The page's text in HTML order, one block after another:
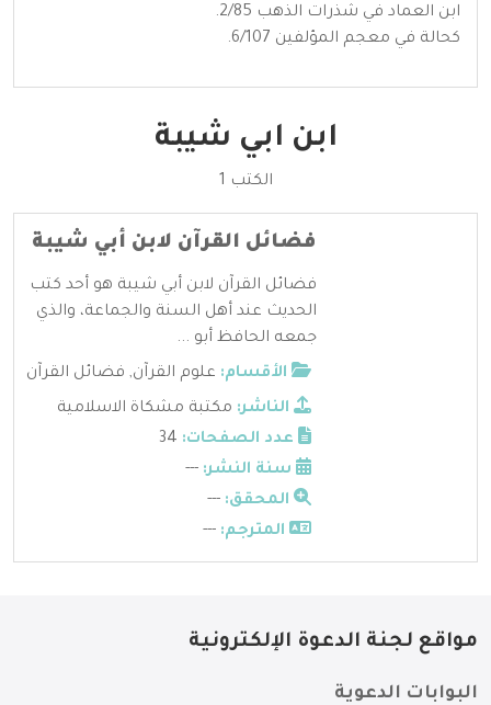
ابن العماد في شذرات الذهب 2/85.
كحالة في معجم المؤلفين 6/107.
ابن ابي شيبة
الكتب 1
فضائل القرآن لابن أبي شيبة
فضائل القرآن لابن أبي شيبة هو أحد كتب
الحديث عند أهل السنة والجماعة، والذي
جمعه الحافظ أبو ...
الأقسام: علوم القرآن, فضائل القرآن
الناشر: مكتبة مشكاة الاسلامية
عدد الصفحات:
سنة النشر: ---
المحقق: ---
المترجم: ---
مواقع لجنة الدعوة الإلكترونية
البوابات الدعوية